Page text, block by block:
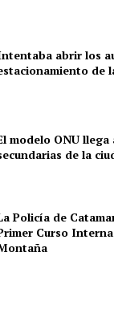
abrir los
de
modelo ONU llega
de la
Policía de
Curso